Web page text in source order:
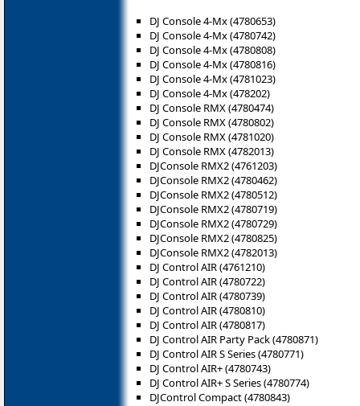
DJ Console 4-Mx (4780653)
DJ Console 4-Mx (4780742)
DJ Console 4-Mx (4780808)
DJ Console 4-Mx (4780816)
DJ Console 4-Mx (4781023)
DJ Console 4-Mx (478202)
DJ Console RMX (4780474)
DJ Console RMX (4780802)
DJ Console RMX (4781020)
DJ Console RMX (4782013)
DJConsole RMX2 (4761203)
DJConsole RMX2 (4780462)
DJConsole RMX2 (4780512)
DJConsole RMX2 (4780719)
DJConsole RMX2 (4780729)
DJConsole RMX2 (4780825)
DJConsole RMX2 (4782013)
DJ Control AIR (4761210)
DJ Control AIR (4780722)
DJ Control AIR (4780739)
DJ Control AIR (4780810)
DJ Control AIR (4780817)
DJ Control AIR Party Pack (4780871)
DJ Control AIR S Series (4780771)
DJ Control AIR+ (4780743)
DJ Control AIR+ S Series (4780774)
DJControl Compact (4780843)